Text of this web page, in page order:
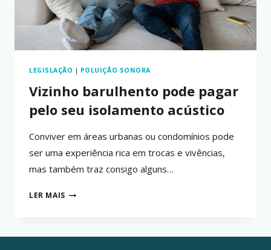
LEGISLAÇÃO | POLUIÇÃO SONORA
Vizinho barulhento pode pagar
pelo seu isolamento acústico
Conviver em áreas urbanas ou condomínios pode
ser uma experiência rica em trocas e vivências,
mas também traz consigo alguns…
LER MAISVIZINHO